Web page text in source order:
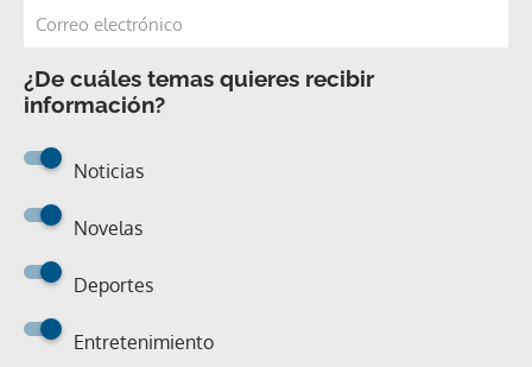
¿De cuáles temas quieres recibir
información?
Noticias
Novelas
Deportes
Entretenimiento